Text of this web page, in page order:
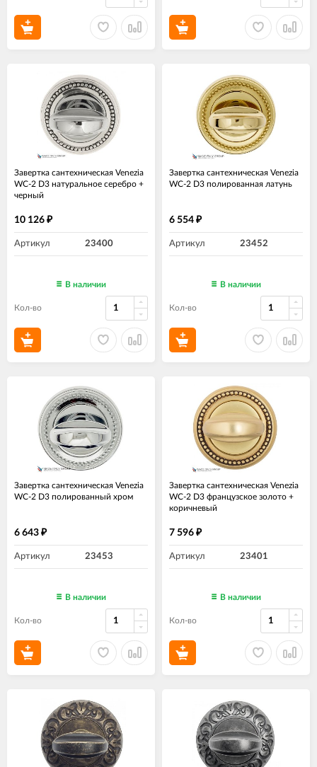
Завертка сантехническая Venezia
WC-2 D3 натуральное серебро +
черный
10 126 ₽
Артикул 23400
В наличии
Кол-во
Завертка сантехническая Venezia
WC-2 D3 полированная латунь
6 554 ₽
Артикул 23452
В наличии
Кол-во
Завертка сантехническая Venezia
WC-2 D3 полированный хром
6 643 ₽
Артикул 23453
В наличии
Кол-во
Завертка сантехническая Venezia
WC-2 D3 французское золото +
коричневый
7 596 ₽
Артикул 23401
В наличии
Кол-во